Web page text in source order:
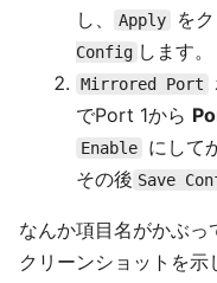
し、
Apply を
Config します。
Mirrored Port
でPort 1から
Enable にして
その後 Save
なんか項目名がかぶっ
クリーンショットを示